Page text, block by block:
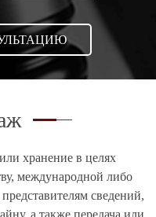
хранение в целях
международной либо
сведений,